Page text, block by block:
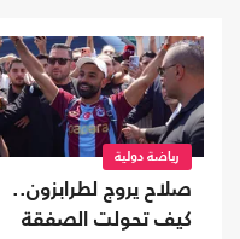
رياضة دولية
صلاح يروج لطرابزون..
كيف تحولت الصفقة